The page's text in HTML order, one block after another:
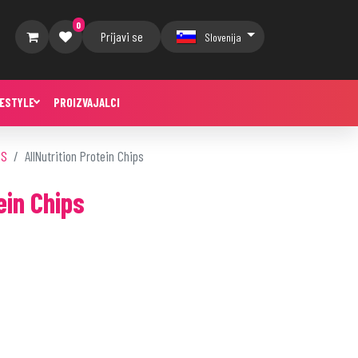
0
Prijavi se Slovenija
PROIZVAJALCI
AllNutrition Protein Chips
Chips